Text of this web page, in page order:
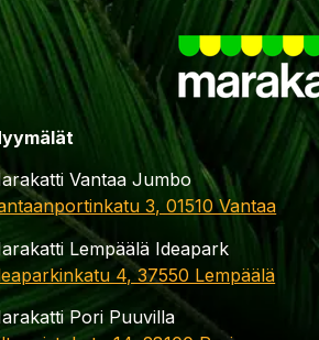
Vantaa Jumbo
3, 01510 Vantaa
Lempäälä Ideapark
4, 37550 Lempäälä
Pori Puuvilla